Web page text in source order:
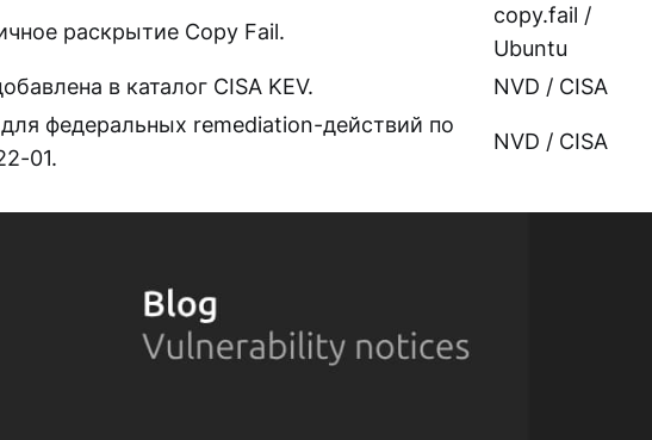
раскрытие Copy Fail.
copy.fail /
Ubuntu
в каталог CISA KEV. NVD / CISA
федеральных remediation-действий по
01.
NVD / CISA